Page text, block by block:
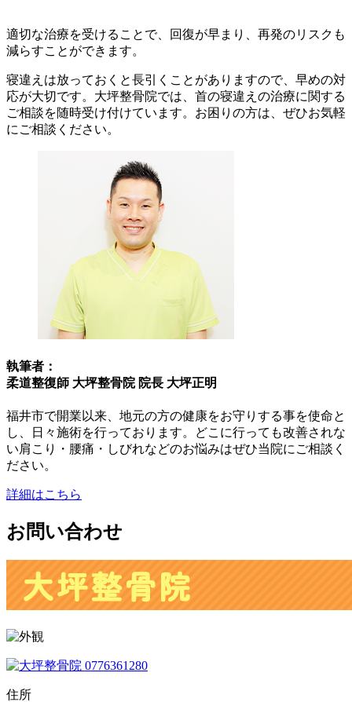
適切な治療を受けることで、回復が早まり、再発のリスクも
減らすことができます。
寝違えは放っておくと長引くことがありますので、早めの対
応が大切です。大坪整骨院では、首の寝違えの治療に関する
ご相談を随時受け付けています。お困りの方は、ぜひお気軽
にご相談ください。
執筆者：
柔道整復師 大坪整骨院 院長 大坪正明
福井市で開業以来、地元の方の健康をお守りする事を使命と
し、日々施術を行っております。どこに行っても改善されな
い肩こり・腰痛・しびれなどのお悩みはぜひ当院にご相談く
ださい。
詳細はこちら
お問い合わせ
住所